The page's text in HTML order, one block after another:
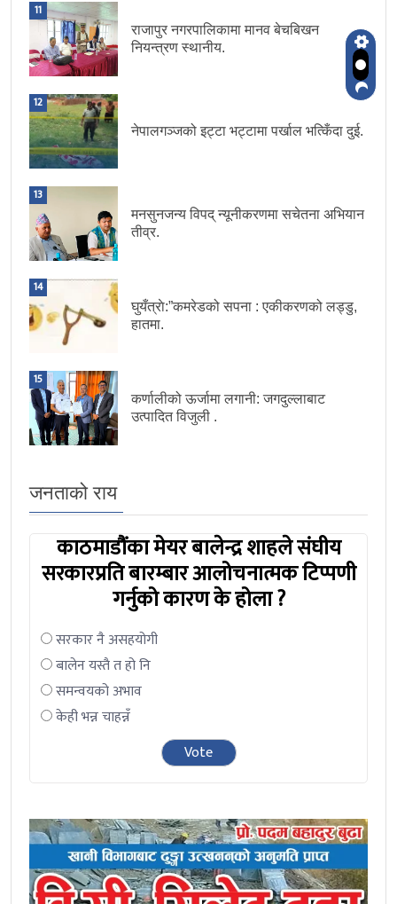
11
राजापुर नगरपालिकामा मानव बेचबिखन
नियन्त्रण स्थानीय.
12
नेपालगञ्जको इट्टा भट्टामा पर्खाल भत्किँदा दुई.
13
मनसुनजन्य विपद् न्यूनीकरणमा सचेतना अभियान
तीव्र.
14
घुयँत्राे:”कमरेडको सपना : एकीकरणको लड्डु,
हातमा.
15
कर्णालीको ऊर्जामा लगानी: जगदुल्लाबाट
उत्पादित विजुली .
जनताको राय
काठमाडौंका मेयर बालेन्द्र शाहले संघीय
सरकारप्रति बारम्बार आलोचनात्मक टिप्पणी
गर्नुको कारण के होला ?
सरकार नै असहयोगी
बालेन यस्तै त हो नि
समन्वयको अभाव
केही भन्न चाहन्नँ